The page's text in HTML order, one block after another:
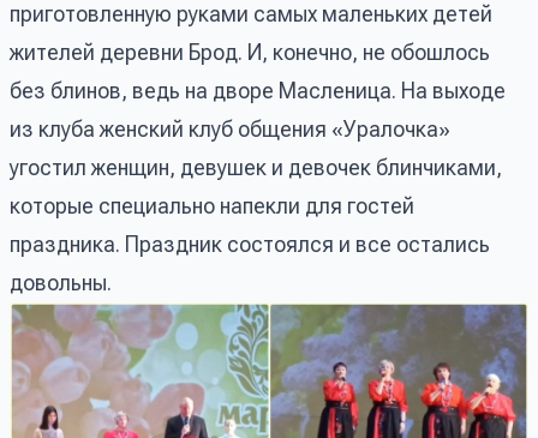
приготовленную руками самых маленьких детей
жителей деревни Брод. И, конечно, не обошлось
без блинов, ведь на дворе Масленица. На выходе
из клуба женский клуб общения «Уралочка»
угостил женщин, девушек и девочек блинчиками,
которые специально напекли для гостей
праздника. Праздник состоялся и все остались
довольны.